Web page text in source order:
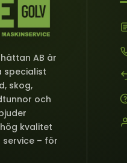
AB är
specialist
skog,
och
kvalitet
– för